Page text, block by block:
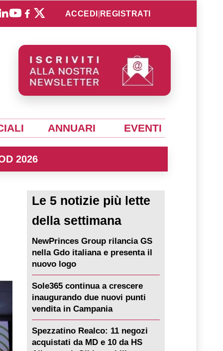
ACCEDI REGISTRATI
ANNUARI EVENTI
2026
Le 5 notizie più lette
della settimana
NewPrinces Group rilancia GS
nella Gdo italiana e presenta il
nuovo logo
Sole365 continua a crescere
inaugurando due nuovi punti
vendita in Campania
Spezzatino Realco: 11 negozi
acquistati da MD e 10 da HS